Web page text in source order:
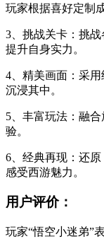
玩家根据喜好定制
3、挑战关卡：挑
提升自身实力。
4、精美画面：采
沉浸其中。
5、丰富玩法：融
验。
6、经典再现：还
感受西游魅力。
用户评价：
玩家“悟空小迷弟”